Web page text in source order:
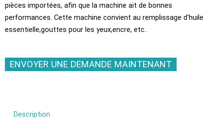
pièces importées, afin que la machine ait de bonnes
performances. Cette machine convient au remplissage d'huile
essentielle,gouttes pour les yeux,encre, etc..
ENVOYER UNE DEMANDE MAINTENANT
Description